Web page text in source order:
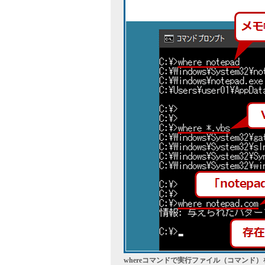
whereコマンドで実行ファイル（コマンド）